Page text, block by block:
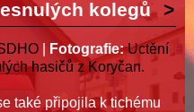
kolegů
Fotografie: Uctění
hasičů z Koryčan.
také připojila k tichému